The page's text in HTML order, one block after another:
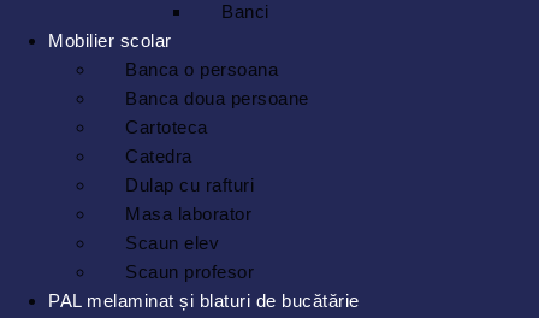
Banci
Mobilier scolar
Banca o persoana
Banca doua persoane
Cartoteca
Catedra
Dulap cu rafturi
Masa laborator
Scaun elev
Scaun profesor
PAL melaminat și blaturi de bucătărie